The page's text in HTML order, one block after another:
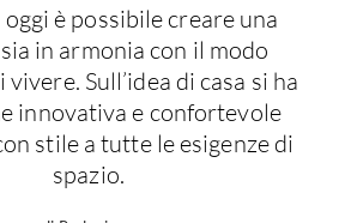
Pergole
Giardinaggio
Piante
Luce
oggi è possibile creare una
in armonia con il modo
Sull’idea di casa si ha
innovativa e confortevole
stile a tutte le esigenze di
spazio.